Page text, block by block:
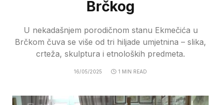
Brčkog
U nekadašnjem porodičnom stanu Ekmečića u
Brčkom čuva se više od tri hiljade umjetnina – slika,
crteža, skulptura i etnoloških predmeta.
16/05/2025 1 MIN READ